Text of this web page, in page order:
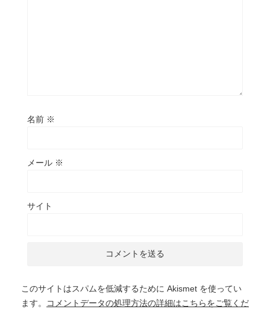
名前 ※
メール ※
サイト
このサイトはスパムを低減するために Akismet を使ってい
ます。
コメントデータの処理方法の詳細はこちらをご覧くだ